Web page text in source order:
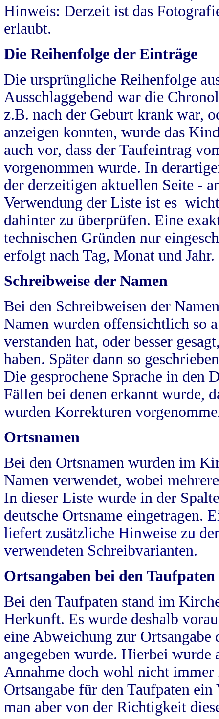
Hinweis: Derzeit ist das
erlaubt.
Die Reihenfolge der Einträge
Die ursprüngliche Reihenfolge
Ausschlaggebend war die
z.B. nach der Geburt krank war,
anzeigen konnten, wurde das
auch vor, dass der Taufeintrag
vorgenommen wurde. In
der derzeitigen aktuellen Seite -
Verwendung der Liste ist es
dahinter zu überprüfen. Eine
technischen Gründen nur
erfolgt nach Tag, Monat und Jahr.
Schreibweise der Namen
Bei den Schreibweisen der
Namen wurden offensichtlich so
verstanden hat, oder besser
haben. Später dann so
Die gesprochene Sprache in
Fällen bei denen erkannt wurde,
wurden Korrekturen
Ortsnamen
Bei den Ortsnamen wurden im
Namen verwendet, wobei
In dieser Liste wurde in der
deutsche Ortsname eingetragen.
liefert zusätzliche Hinweise zu
verwendeten Schreibvarianten.
Ortsangaben bei den Taufpaten
Bei den Taufpaten stand im
Herkunft. Es wurde deshalb
eine Abweichung zur
angegeben wurde. Hierbei wurde
Annahme doch wohl nicht
Ortsangabe für den Taufpaten
man aber von der Richtigkeit